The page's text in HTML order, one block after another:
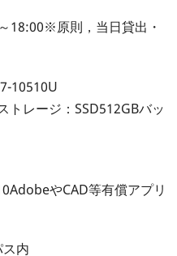
18:00※原則，当日貸出・
10510U
ジ：SSD512GBバッ
やCAD等有償アプリ
内